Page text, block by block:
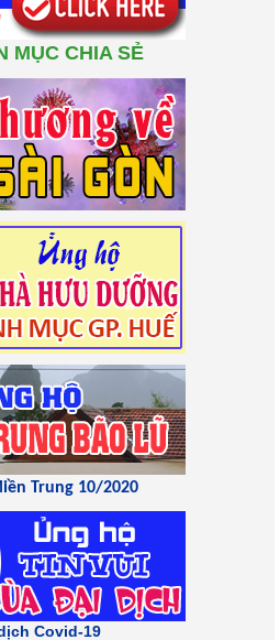
MỤC CHIA SẺ
Trung 10/2020
Covid-19